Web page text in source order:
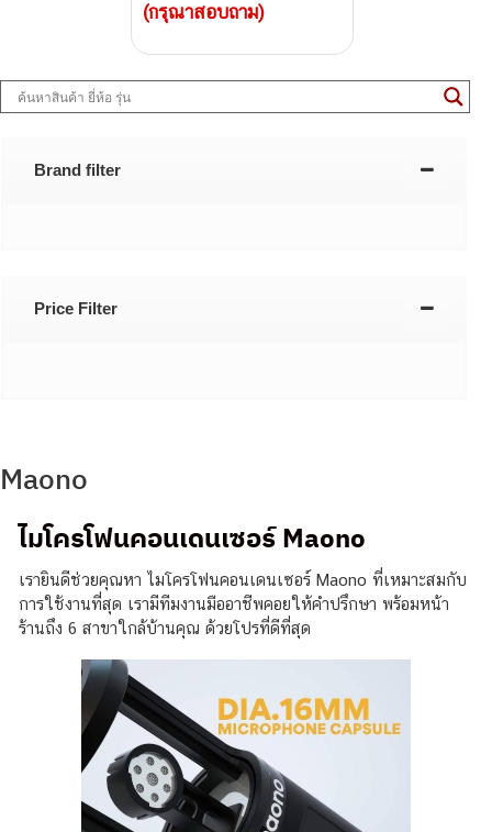
(กรุณาสอบถาม)
Brand filter
Price Filter
Maono
ไมโครโฟนคอนเดนเซอร์ Maono
เรายินดีช่วยคุณหา ไมโครโฟนคอนเดนเซอร์ Maono ที่เหมาะสมกับ
การใช้งานที่สุด เรามีทีมงานมืออาชีพคอยให้คำปรึกษา พร้อมหน้า
ร้านถึง 6 สาขาใกล้บ้านคุณ ด้วยโปรที่ดีที่สุด